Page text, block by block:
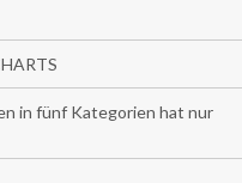
in fünf Kategorien hat nur